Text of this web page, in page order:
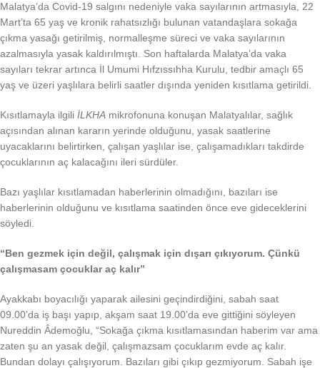
Malatya’da Covid-19 salgını nedeniyle vaka sayılarının artmasıyla, 22
Mart’ta 65 yaş ve kronik rahatsızlığı bulunan vatandaşlara sokağa
çıkma yasağı getirilmiş, normalleşme süreci ve vaka sayılarının
azalmasıyla yasak kaldırılmıştı. Son haftalarda Malatya’da vaka
sayıları tekrar artınca İl Umumi Hıfzıssıhha Kurulu, tedbir amaçlı 65
yaş ve üzeri yaşlılara belirli saatler dışında yeniden kısıtlama getirildi.
Kısıtlamayla ilgili İLKHA mikrofonuna konuşan Malatyalılar, sağlık
açısından alınan kararın yerinde olduğunu, yasak saatlerine
uyacaklarını belirtirken, çalışan yaşlılar ise, çalışamadıkları takdirde
çocuklarının aç kalacağını ileri sürdüler.
Bazı yaşlılar kısıtlamadan haberlerinin olmadığını, bazıları ise
haberlerinin olduğunu ve kısıtlama saatinden önce eve gideceklerini
söyledi.
“Ben gezmek için değil, çalışmak için dışarı çıkıyorum. Çünkü
çalışmasam çocuklar aç kalır”
Ayakkabı boyacılığı yaparak ailesini geçindirdiğini, sabah saat
09.00’da iş başı yapıp, akşam saat 19.00’da eve gittiğini söyleyen
Nureddin Âdemoğlu, “Sokağa çıkma kısıtlamasından haberim var ama
zaten şu an yasak değil, çalışmazsam çocuklarım evde aç kalır.
Bundan dolayı çalışıyorum. Bazıları gibi çıkıp gezmiyorum. Sabah işe